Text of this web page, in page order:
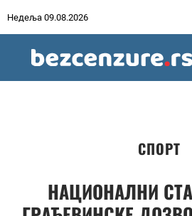
Недеља 09.08.2026
СПОРТ
НАЦИОНАЛНИ